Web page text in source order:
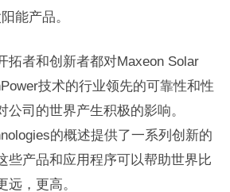
能产品。
拓者和创新者都对Maxeon Solar
技术的行业领先的可靠性和性
公司的世界产生积极的影响。
的概述提供了一系列创新的
些产品和应用程序可以帮助世界比
远，更高。